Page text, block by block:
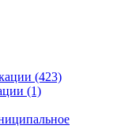
(423)
(1)